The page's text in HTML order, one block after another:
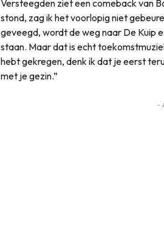
Versteegden ziet een comeback van
stond, zag ik het voorlopig niet
geveegd, wordt de weg naar De Kuip
staan. Maar dat is echt
hebt gekregen, denk ik dat je eerst
met je gezin.”
-